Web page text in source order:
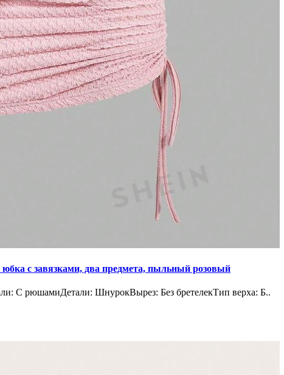
с завязками, два предмета, пыльный розовый
С рюшамиДетали: ШнурокВырез: Без бретелекТип верха: Б..